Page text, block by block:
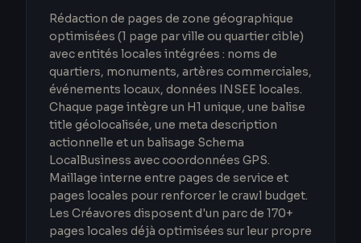
Rédaction de pages de zone géographique
optimisées (1 page par ville ou quartier cible)
avec entités locales intégrées : noms de
quartiers, monuments, artères commerciales,
événements locaux, données INSEE locales.
Chaque page intègre un H1 unique, une balise
title géolocalisée, une meta description
actionnelle et un balisage Schema
LocalBusiness avec coordonnées GPS.
Maillage interne entre pages de service et
pages locales pour renforcer le crawl budget.
Les Créavores disposent d'un parc de 170+
pages locales déjà optimisées sur leur propre